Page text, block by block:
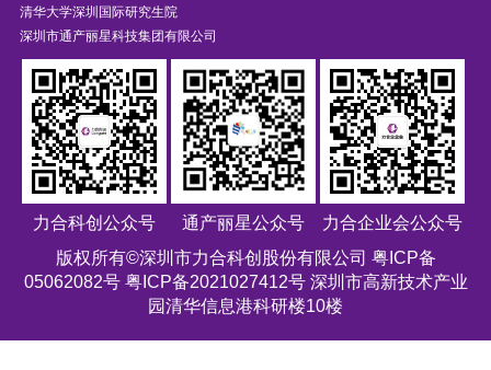
清华大学深圳国际研究生院
深圳市通产丽星科技集团有限公司
力合科创公众号 通产丽星公众号
力合企业会公众号
版权所有©深圳市力合科创股份有限公司 粤ICP备
05062082号 粤ICP备2021027412号深圳市高新技术产业
园清华信息港科研楼10楼